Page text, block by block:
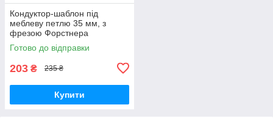
Кондуктор-шаблон під
меблеву петлю 35 мм, з
фрезою Форстнера
Готово до відправки
203 ₴ 235 ₴
Купити